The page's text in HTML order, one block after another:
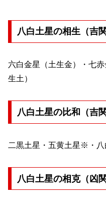
八白土星の相生（吉関
六白金星（土生金）・七
生土）
八白土星の比和（吉関
二黒土星・五黄土星※・
八白土星の相克（凶関